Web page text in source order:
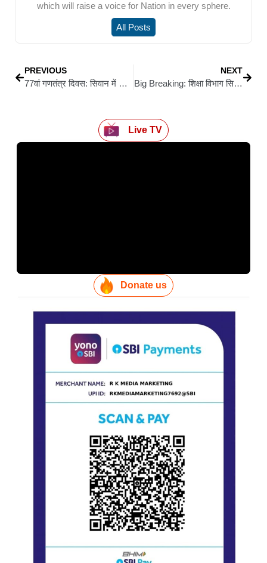
which will raise a voice for Nation in every sphere.
All Posts
PREVIOUS
77वां गणतंत्र दिवस: सिवान में विकास का संकल्प, डीएम विवेक रंजन मैत्रेय ने गिनाईं उपलब्धियां
NEXT
Big Breaking: शिक्षा विभाग सिवान का बड़ा कदम: Intake Capacity अपडेट नहीं करने वाले 245 निजी स्कूलों को विभाग ने भेजा नोटिस
Live TV
Donate us